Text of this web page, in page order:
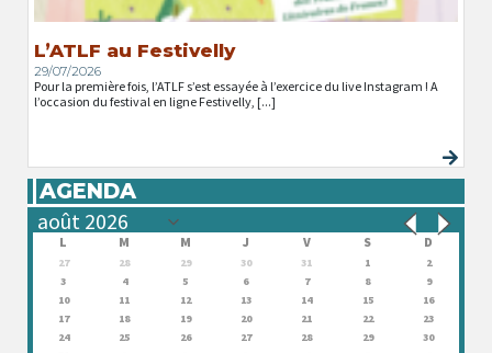
L’ATLF au Festivelly
29/07/2026
Pour la première fois, l’ATLF s’est essayée à l’exercice du live Instagram ! A
l’occasion du festival en ligne Festivelly, [...]
AGENDA
L M M J V S D
27 28 29 30 31 1
2
3
4 5 6 7 8
9
10
11 12 13 14 15
16
17
18 19 20 21 22
23
24
25 26 27 28 29
30